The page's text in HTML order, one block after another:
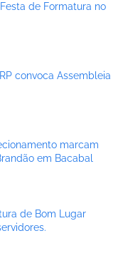
de Formatura no
convoca Assembleia
marcam
em Bacabal
de Bom Lugar